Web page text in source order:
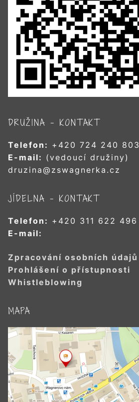
DRUŽINA – KONTAKT
Telefon: +420 724 240 803
E-mail: (vedoucí družiny)
druzina@zswagnerka.cz
JÍDELNA – KONTAKT
Telefon: +420 311 622 496
E-mail:
Zpracování osobních údajů
Prohlášení o přístupnosti
Whistleblowing
MAPA